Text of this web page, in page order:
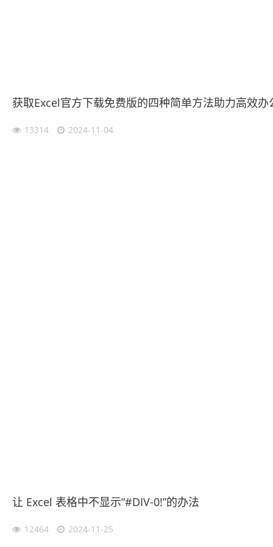
获取Excel官方下载免费版的四种简单方法助力高效办
13314 2024-11-04
让 Excel 表格中不显示“#DIV-0!”的办法
12464 2024-11-25